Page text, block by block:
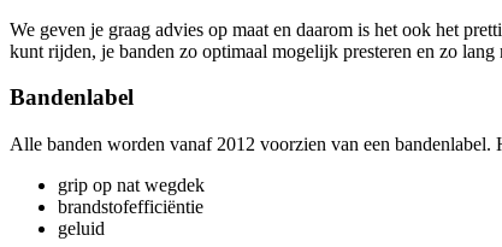
We geven je graag advies op maat en daarom is het ook het
kunt rijden, je banden zo optimaal mogelijk presteren en zo lang
Bandenlabel
Alle banden worden vanaf 2012 voorzien van een
grip op nat wegdek
brandstofefficiëntie
geluid